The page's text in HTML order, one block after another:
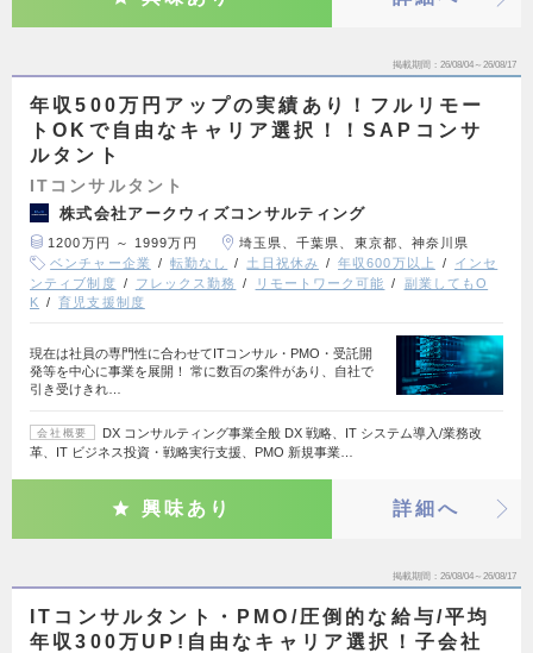
掲載期間 26/08/04～26/08/17
年収500万円アップの実績あり！フルリモー
トOKで自由なキャリア選択！！SAPコンサ
ルタント
ITコンサルタント
株式会社アークウィズコンサルティング
1200万円 ～ 1999万円
埼玉県、千葉県、東京都、神奈川県
ベンチャー企業
転勤なし 土日祝休み 年収600万以上
インセ
ンティブ制度
フレックス勤務 リモートワーク可能
副業してもO
K
育児支援制度
現在は社員の専門性に合わせてITコンサル・PMO・受託開
発等を中心に事業を展開！ 常に数百の案件があり、自社で
引き受けきれ…
会社概要
DX コンサルティング事業全般 DX 戦略、IT システム導入/業務改
革、IT ビジネス投資・戦略実行支援、PMO 新規事業…
興味あり 詳細へ
掲載期間 26/08/04～26/08/17
ITコンサルタント・PMO/圧倒的な給与/平均
年収300万UP!自由なキャリア選択！子会社